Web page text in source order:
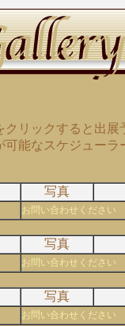
クリックすると出
可能なスケジュー
写真
お問い合わせください
写真
お問い合わせください
写真
お問い合わせください